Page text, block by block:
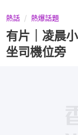
熱話 熱爆話題
有片｜凌晨
坐司機位旁